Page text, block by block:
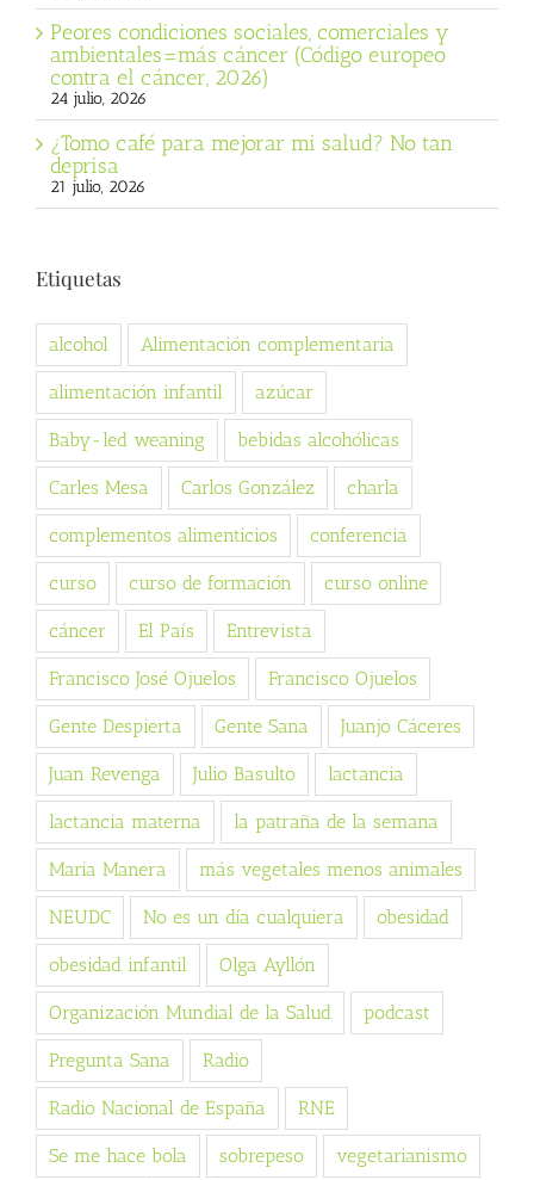
Peores condiciones sociales, comerciales y
ambientales=más cáncer (Código europeo
contra el cáncer, 2026)
24 julio, 2026
¿Tomo café para mejorar mi salud? No tan
deprisa
21 julio, 2026
Etiquetas
alcohol Alimentación complementaria
alimentación infantil azúcar
Baby-led weaning bebidas alcohólicas
Carles Mesa Carlos González charla
complementos alimenticios conferencia
curso curso de formación curso online
cáncer El País Entrevista
Francisco José Ojuelos Francisco Ojuelos
Gente Despierta Gente Sana Juanjo Cáceres
Juan Revenga Julio Basulto lactancia
lactancia materna la patraña de la semana
Maria Manera más vegetales menos animales
NEUDC No es un día cualquiera obesidad
obesidad infantil Olga Ayllón
Organización Mundial de la Salud podcast
Pregunta Sana Radio
Radio Nacional de España RNE
Se me hace bola sobrepeso vegetarianismo